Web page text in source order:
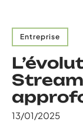
Entreprise
13/01/2025